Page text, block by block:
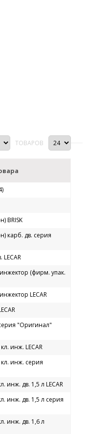
ТОВАРОВ
BRISK
карб. дв. серия
(фирм. упак.
LECAR
"Оригинал"
инж. LECAR
инж. серия
инж. дв. 1,5 л LECAR
инж. дв. 1,5 л серия
инж. дв. 1,6 л